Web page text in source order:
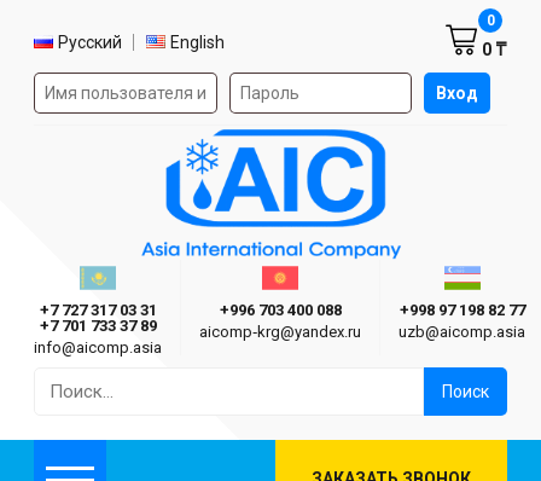
Выбор языка
Русский English
Форма авторизации на сайте Вход
0 ₸
0
Asia International Company
Казахстан г. Алматы
+7 727 317 03 31
+7 701 733 37 89
info@aicomp.asia
Киргизия г. Бишкек
+996 703 400 088
aicomp‑krg@yandex.ru
+998 97 198 82 77
uzb@aicomp.asia